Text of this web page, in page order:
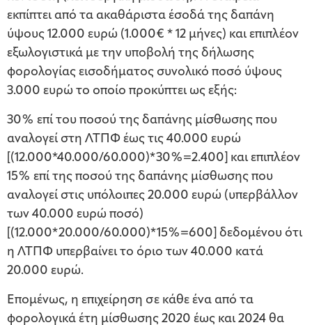
εκπίπτει από τα ακαθάριστα έσοδά της δαπάνη
ύψους 12.000 ευρώ (1.000€ * 12 μήνες) και επιπλέον
εξωλογιστικά με την υποβολή της δήλωσης
φορολογίας εισοδήματος συνολικό ποσό ύψους
3.000 ευρώ το οποίο προκύπτει ως εξής:
30% επί του ποσού της δαπάνης μίσθωσης που
αναλογεί στη ΛΤΠΦ έως τις 40.000 ευρώ
[(12.000*40.000/60.000)*30%=2.400] και επιπλέον
15% επί της ποσού της δαπάνης μίσθωσης που
αναλογεί στις υπόλοιπες 20.000 ευρώ (υπερβάλλον
των 40.000 ευρώ ποσό)
[(12.000*20.000/60.000)*15%=600] δεδομένου ότι
η ΛΤΠΦ υπερβαίνει το όριο των 40.000 κατά
20.000 ευρώ.
Επομένως, η επιχείρηση σε κάθε ένα από τα
φορολογικά έτη μίσθωσης 2020 έως και 2024 θα